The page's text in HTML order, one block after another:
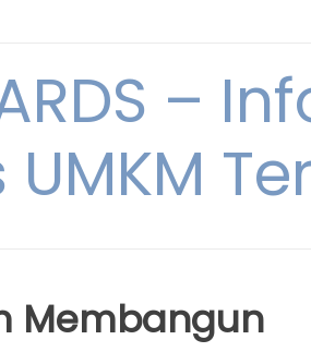
–
Membangun